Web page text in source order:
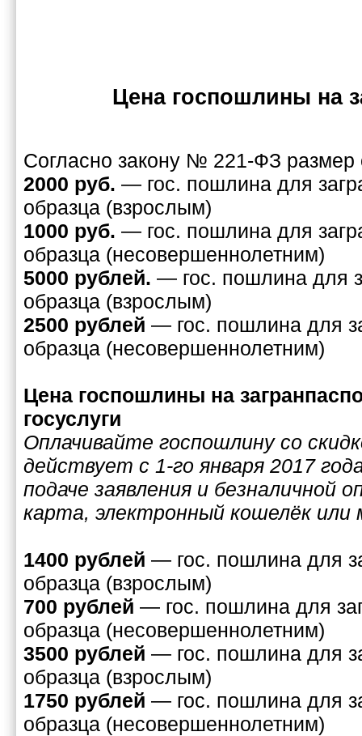
Цена госпошлины на
Согласно закону № 221-ФЗ
2000 руб. — гос. пошлина для
образца (взрослым)
1000 руб. — гос. пошлина для
образца (несовершеннолетним)
5000 рублей. — гос. пошлина для
образца (взрослым)
2500 рублей — гос. пошлина для
образца (несовершеннолетним)
Цена госпошлины на
госуслуги
Оплачивайте госпошлину со
действует с 1-го января 2017
подаче заявления и безналичной
карта, электронный кошелёк
1400 рублей — гос. пошлина для
образца (взрослым)
700 рублей — гос. пошлина для
образца (несовершеннолетним)
3500 рублей — гос. пошлина для
образца (взрослым)
1750 рублей — гос. пошлина для
образца (несовершеннолетним)